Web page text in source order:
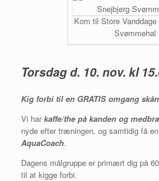
Kom til Store
Svømmehal
Torsdag d. 10. nov. kl
Kig forbi til en GRATIS omgang
Vi harkaffe/the på kanden og
nyde efter træningen, og samtidig få
AquaCoach.
Dagens målgruppe er primært dig på
til at kigge forbi.